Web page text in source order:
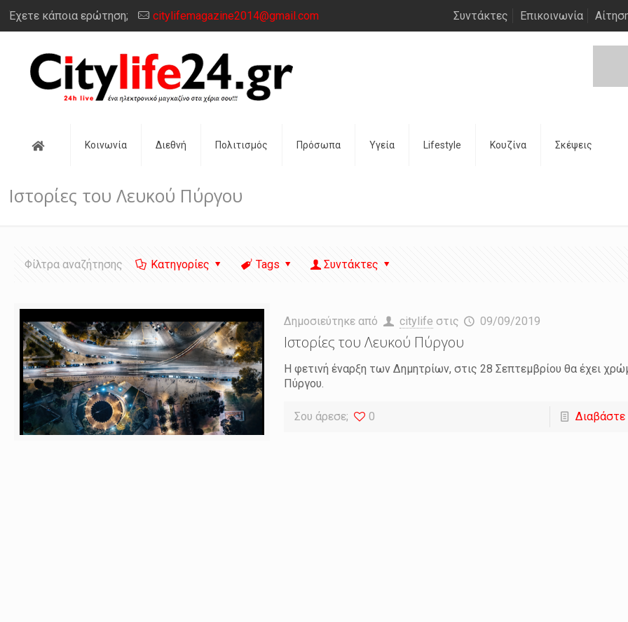
Έχετε κάποια ερώτηση; citylifemagazine2014@gmail.com Συντάκτες Επικοινωνία
Αρχική Κοινωνία Διεθνή Πολιτισμός Πρόσωπα Υγεία Lifestyle Κουζίνα Σκέψεις
Ιστορίες του Λευκού Πύργου
Φίλτρα αναζήτησης Κατηγορίες Tags Συντάκτες
Δημοσιεύτηκε από citylife στις 09/09/2019
Ιστορίες του Λευκού Πύργου
Η φετινή έναρξη των Δημητρίων, στις 28 Σεπτεμβρίου θα έχει
Πύργου.
Σου άρεσε; 0 Διαβάστε